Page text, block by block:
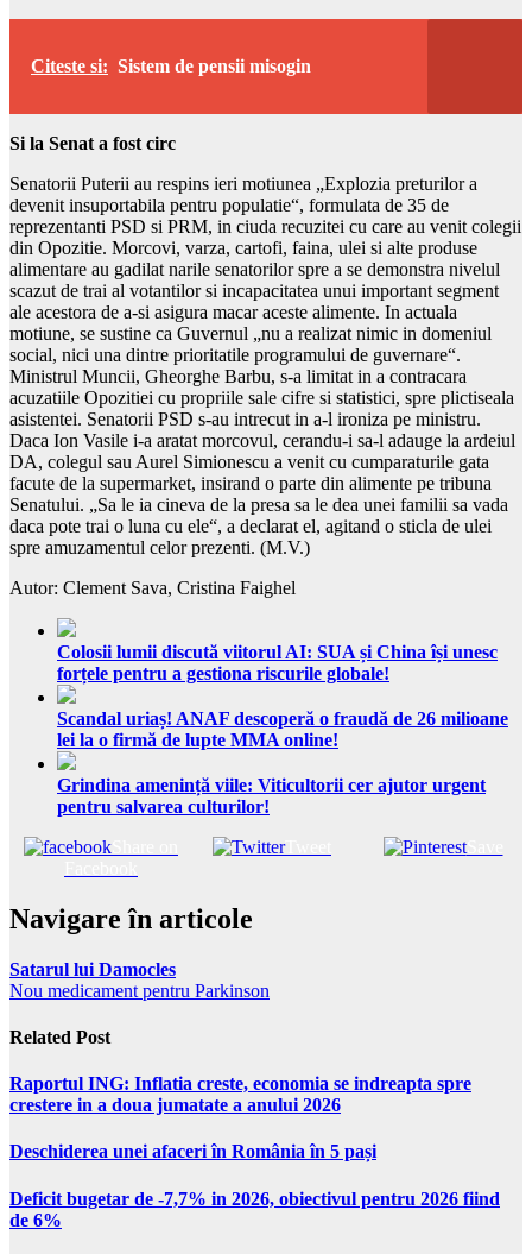
Citeste si: Sistem de pensii misogin
Si la Senat a fost circ
Senatorii Puterii au respins ieri motiunea „Explozia preturilor a
devenit insuportabila pentru populatie“, formulata de 35 de
reprezentanti PSD si PRM, in ciuda recuzitei cu care au venit colegii
din Opozitie. Morcovi, varza, cartofi, faina, ulei si alte produse
alimentare au gadilat narile senatorilor spre a se demonstra nivelul
scazut de trai al votantilor si incapacitatea unui important segment
ale acestora de a-si asigura macar aceste alimente. In actuala
motiune, se sustine ca Guvernul „nu a realizat nimic in domeniul
social, nici una dintre prioritatile programului de guvernare“.
Ministrul Muncii, Gheorghe Barbu, s-a limitat in a contracara
acuzatiile Opozitiei cu propriile sale cifre si statistici, spre plictiseala
asistentei. Senatorii PSD s-au intrecut in a-l ironiza pe ministru.
Daca Ion Vasile i-a aratat morcovul, cerandu-i sa-l adauge la ardeiul
DA, colegul sau Aurel Simionescu a venit cu cumparaturile gata
facute de la supermarket, insirand o parte din alimente pe tribuna
Senatului. „Sa le ia cineva de la presa sa le dea unei familii sa vada
daca pote trai o luna cu ele“, a declarat el, agitand o sticla de ulei
spre amuzamentul celor prezenti. (M.V.)
Autor: Clement Sava, Cristina Faighel
Colosii lumii discută viitorul AI: SUA și China își unesc
forțele pentru a gestiona riscurile globale!
Scandal uriaș! ANAF descoperă o fraudă de 26 milioane
lei la o firmă de lupte MMA online!
Grindina amenință viile: Viticultorii cer ajutor urgent
pentru salvarea culturilor!
Tweet Save
Navigare în articole
Satarul lui Damocles
Nou medicament pentru Parkinson
Related Post
Raportul ING: Inflatia creste, economia se indreapta spre
crestere in a doua jumatate a anului 2026
Deschiderea unei afaceri în România în 5 pași
Deficit bugetar de -7,7% in 2026, obiectivul pentru 2026 fiind
de 6%